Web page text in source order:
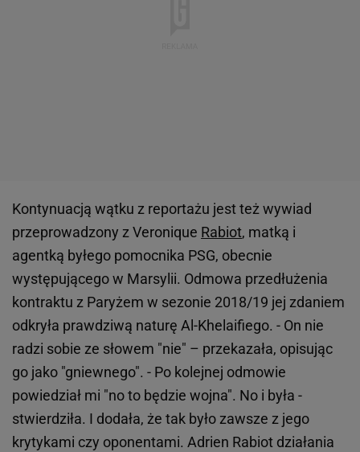
Kontynuacją wątku z reportażu jest też wywiad
przeprowadzony z Veronique Rabiot, matką i
agentką byłego pomocnika PSG, obecnie
występującego w Marsylii. Odmowa przedłużenia
kontraktu z Paryżem w sezonie 2018/19 jej zdaniem
odkryła prawdziwą naturę Al-Khelaifiego. - On nie
radzi sobie ze słowem "nie" – przekazała, opisując
go jako "gniewnego". - Po kolejnej odmowie
powiedział mi "no to będzie wojna". No i była -
stwierdziła. I dodała, że tak było zawsze z jego
krytykami czy oponentami. Adrien Rabiot działania